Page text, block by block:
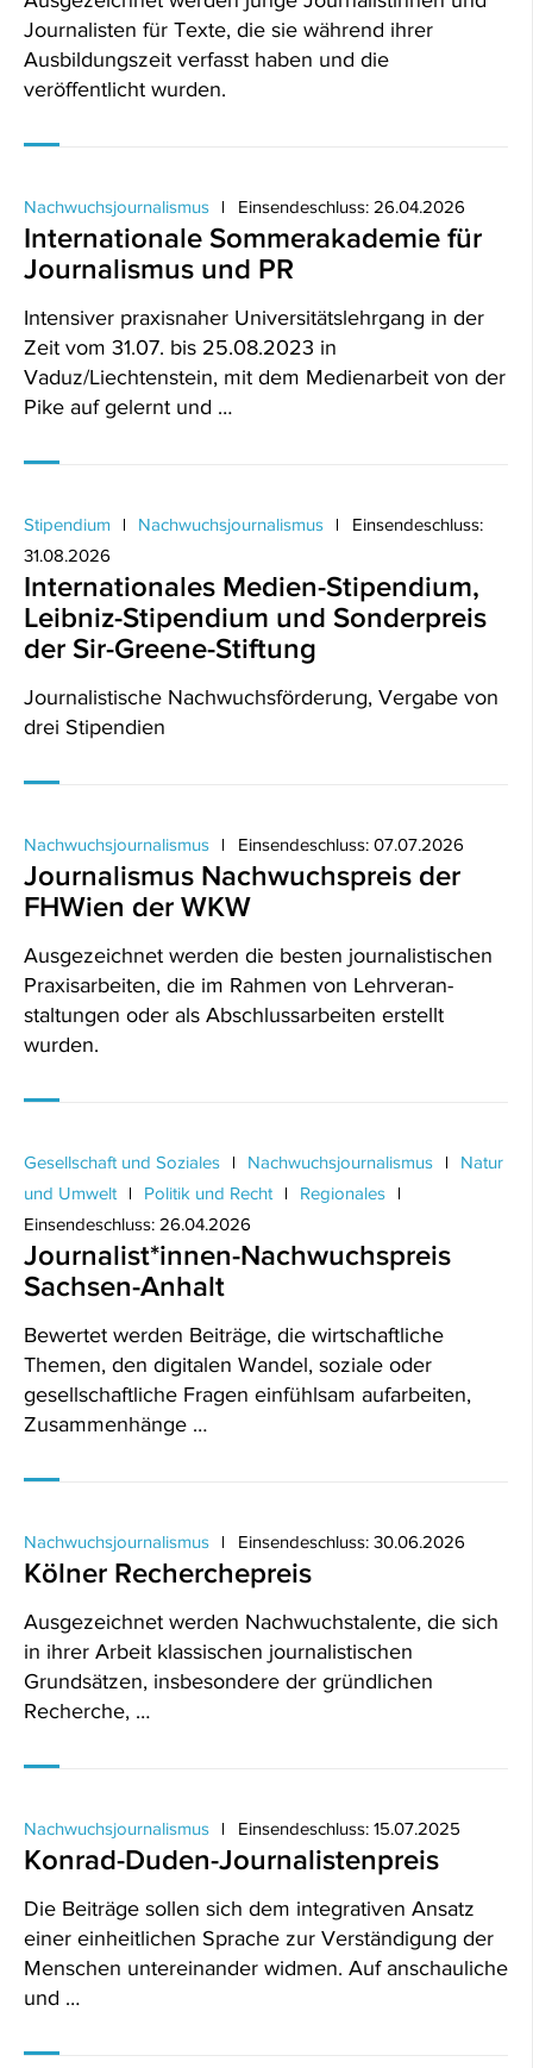
Journalisten für Texte, die sie während ihrer
Ausbildungszeit verfasst haben und die
veröffentlicht wurden.
Nachwuchsjournalismus Einsendeschluss: 26.04.2026
Internationale Sommerakademie für
Journalismus und PR
Intensiver praxisnaher Universitätslehrgang in der
Zeit vom 31.07. bis 25.08.2023 in
Vaduz/Liechtenstein, mit dem Medienarbeit von der
Pike auf gelernt und …
Stipendium Nachwuchsjournalismus
Einsendeschluss:
31.08.2026
Internationales Medien-Stipendium,
Leibniz-Stipendium und Sonderpreis
der Sir-Greene-Stiftung
Journalistische Nachwuchsförderung, Vergabe von
drei Stipendien
Nachwuchsjournalismus Einsendeschluss: 07.07.2026
Journalismus Nachwuchspreis der
FHWien der WKW
Ausgezeichnet werden die besten journalistischen
Praxisarbeiten, die im Rahmen von Lehrveran­
staltungen oder als Abschlussarbeiten erstellt
wurden.
Gesellschaft und Soziales Nachwuchsjournalismus
Natur
und Umwelt
Politik und Recht
Regionales
Einsendeschluss: 26.04.2026
Journalist*innen-Nachwuchspreis
Sachsen-Anhalt
Bewertet werden Beiträge, die wirtschaftliche
Themen, den digitalen Wandel, soziale oder
gesellschaftliche Fragen einfühlsam aufarbeiten,
Zusammenhänge …
Nachwuchsjournalismus Einsendeschluss: 30.06.2026
Kölner Recherchepreis
Ausgezeichnet werden Nachwuchstalente, die sich
in ihrer Arbeit klassischen journalistischen
Grundsätzen, insbesondere der gründlichen
Recherche, …
Nachwuchsjournalismus Einsendeschluss: 15.07.2025
Konrad-Duden-Journalistenpreis
Die Beiträge sollen sich dem integrativen Ansatz
einer einheitlichen Sprache zur Verständigung der
Menschen untereinander widmen. Auf anschauliche
und …